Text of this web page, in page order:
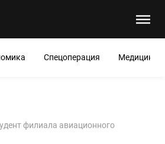
Спецоперация Медицина
филиала авиационного